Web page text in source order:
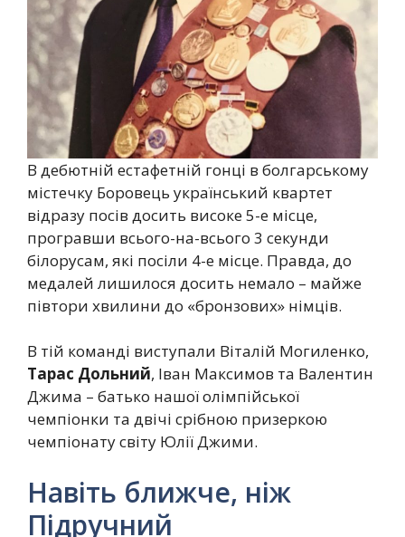
В дебютній естафетній гонці в болгарському
містечку Боровець український квартет
відразу посів досить високе 5-е місце,
програвши всього-на-всього 3 секунди
білорусам, які посіли 4-е місце. Правда, до
медалей лишилося досить немало – майже
півтори хвилини до «бронзових» німців.
В тій команді виступали Віталій Могиленко,
Тарас Дольний, Іван Максимов та Валентин
Джима – батько нашої олімпійської
чемпіонки та двічі срібною призеркою
чемпіонату світу Юлії Джими.
Навіть ближче, ніж
Підручний